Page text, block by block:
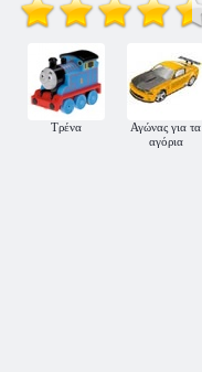
Τρένα
Αγώνας για τα
αγόρια